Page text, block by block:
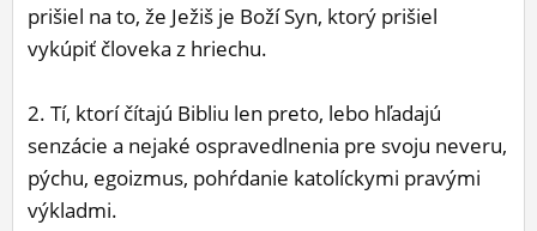
prišiel na to, že Ježiš je Boží Syn, ktorý prišiel
vykúpiť človeka z hriechu.
2. Tí, ktorí čítajú Bibliu len preto, lebo hľadajú
senzácie a nejaké ospravedlnenia pre svoju neveru,
pýchu, egoizmus, pohŕdanie katolíckymi pravými
výkladmi.